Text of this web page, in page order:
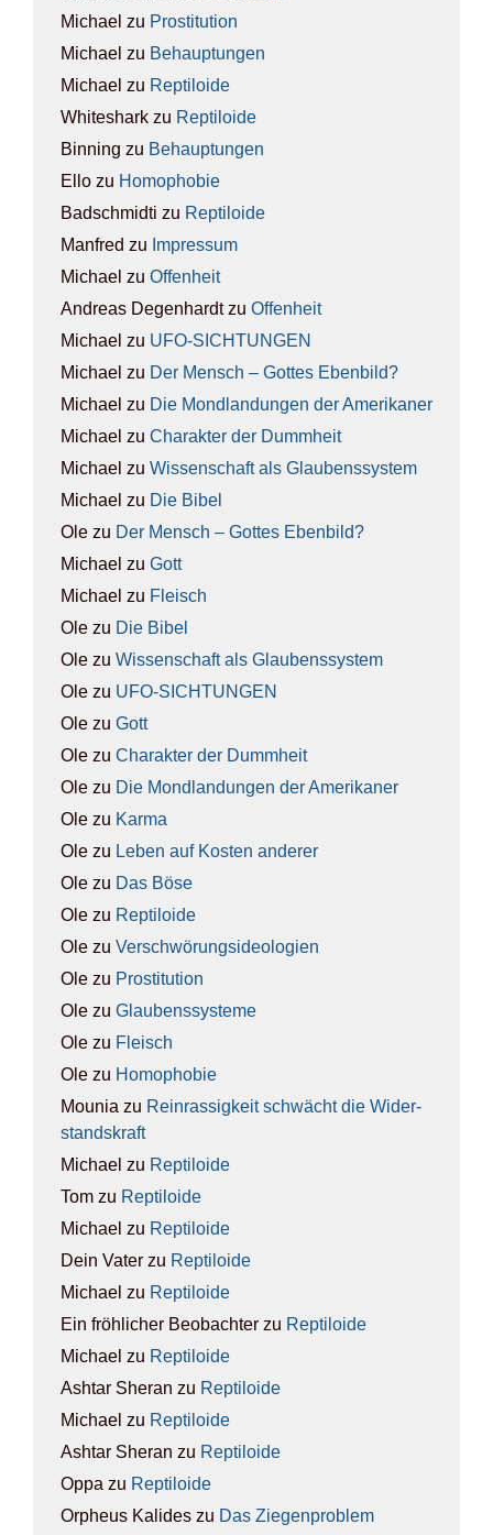
Michael zu Pro­sti­tu­ti­on
Michael zu Behaup­tun­gen
Michael zu Rep­ti­lo­ide
Whiteshark zu Rep­ti­lo­ide
Binning zu Behaup­tun­gen
Ello zu Homo­pho­bie
Badschmidti zu Rep­ti­lo­ide
Manfred zu Impres­sum
Michael zu Offen­heit
Andreas Degenhardtzu Offen­heit
Michael zu UFO-SICH­TUN­GEN
Michael zu Der Mensch – Got­tes Eben­bild?
Michael zu Die Mond­lan­dun­gen der Ame­ri­ka­ner
Michael zu Cha­rak­ter der Dumm­heit
Michael zu Wis­sen­schaft als Glau­bens­sys­tem
Michael zu Die Bibel
Ole zu Der Mensch – Got­tes Eben­bild?
Michael zu Gott
Michael zu Fleisch
Ole zu Die Bibel
Ole zu Wis­sen­schaft als Glau­bens­sys­tem
Ole zu UFO-SICH­TUN­GEN
Ole zu Gott
Ole zu Cha­rak­ter der Dumm­heit
Ole zu Die Mond­lan­dun­gen der Ame­ri­ka­ner
Ole zu Kar­ma
Ole zu Leben auf Kos­ten ande­rer
Ole zu Das Böse
Ole zu Rep­ti­lo­ide
Ole zu Ver­schwö­rungs­ideo­lo­gien
Ole zu Pro­sti­tu­ti­on
Ole zu Glau­bens­sys­te­me
Ole zu Fleisch
Ole zu Homo­pho­bie
Mounia zu Rein­ras­sig­keit schwächt die Wider­
stands­kraft
Michael zu Rep­ti­lo­ide
Tom zu Rep­ti­lo­ide
Michael zu Rep­ti­lo­ide
Dein Vater zu Rep­ti­lo­ide
Michael zu Rep­ti­lo­ide
Ein fröhlicher Beobachter zu Rep­ti­lo­ide
Michael zu Rep­ti­lo­ide
Ashtar Sheran zu Rep­ti­lo­ide
Michael zu Rep­ti­lo­ide
Ashtar Sheran zu Rep­ti­lo­ide
Oppa zu Rep­ti­lo­ide
Orpheus Kalides zu Das Zie­gen­pro­blem